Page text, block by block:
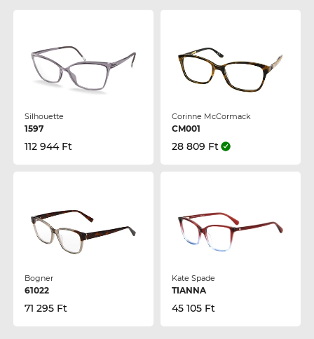
Silhouette
1597
112 944 Ft
Corinne McCormack
CM001
28 809 Ft
Bogner
61022
71 295 Ft
Kate Spade
TIANNA
45 105 Ft